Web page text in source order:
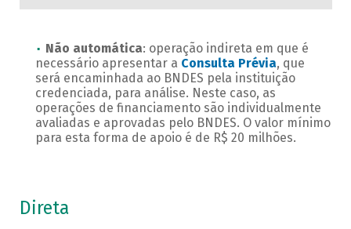
Não automática: operação indireta em que é
necessário apresentar a Consulta Prévia, que
será encaminhada ao BNDES pela instituição
credenciada, para análise. Neste caso, as
operações de financiamento são individualmente
avaliadas e aprovadas pelo BNDES. O valor mínimo
para esta forma de apoio é de R$ 20 milhões.
Direta